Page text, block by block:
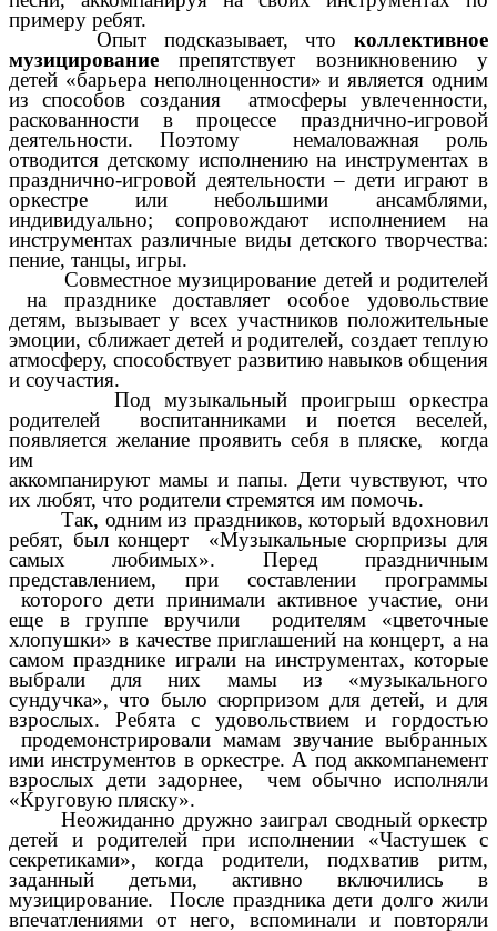
примеру ребят.
Опыт подсказывает, что коллективное
музицирование препятствует возникновению у
детей «барьера неполноценности» и является одним
из способов создания атмосферы увлеченности,
раскованности в процессе празднично-игровой
деятельности. Поэтому немаловажная роль
отводится детскому исполнению на инструментах в
празднично-игровой деятельности – дети играют в
оркестре или небольшими ансамблями,
индивидуально; сопровождают исполнением на
инструментах различные виды детского творчества:
пение, танцы, игры.
Совместное музицирование детей и родителей
на празднике доставляет особое удовольствие
детям, вызывает у всех участников положительные
эмоции, сближает детей и родителей, создает теплую
атмосферу, способствует развитию навыков общения
и соучастия.
Под музыкальный проигрыш оркестра
родителей воспитанниками и поется веселей,
появляется желание проявить себя в пляске, когда
им
аккомпанируют мамы и папы. Дети чувствуют, что
их любят, что родители стремятся им помочь.
Так, одним из праздников, который вдохновил
ребят, был концерт «Музыкальные сюрпризы для
самых любимых». Перед праздничным
представлением, при составлении программы
которого дети принимали активное участие, они
еще в группе вручили родителям «цветочные
хлопушки» в качестве приглашений на концерт, а на
самом празднике играли на инструментах, которые
выбрали для них мамы из «музыкального
сундучка», что было сюрпризом для детей, и для
взрослых. Ребята с удовольствием и гордостью
продемонстрировали мамам звучание выбранных
ими инструментов в оркестре. А под аккомпанемент
взрослых дети задорнее, чем обычно исполняли
«Круговую пляску».
Неожиданно дружно заиграл сводный оркестр
детей и родителей при исполнении «Частушек с
секретиками», когда родители, подхватив ритм,
заданный детьми, активно включились в
музицирование. После праздника дети долго жили
впечатлениями от него, вспоминали и повторяли